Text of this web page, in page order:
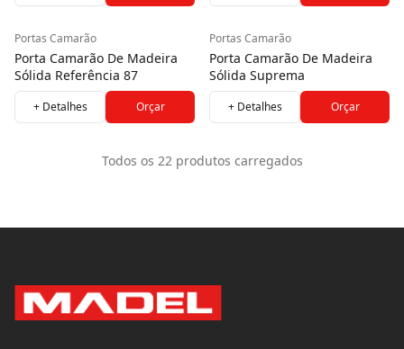
Portas Camarão
Porta Camarão De Madeira
Sólida Referência 87
+ Detalhes Orçar
Portas Camarão
Porta Camarão De Madeira
Sólida Suprema
+ Detalhes Orçar
Todos os 22produtos carregados